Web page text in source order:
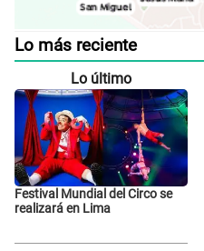
Lo más reciente
Lo último
Festival Mundial del Circo se
realizará en Lima